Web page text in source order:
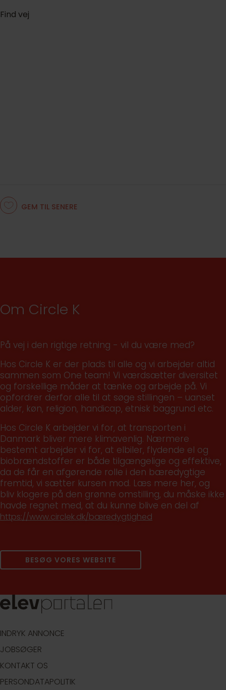
Find vej
GEM TIL SENERE
Om Circle K
På vej i den rigtige retning - vil du være med?
Hos Circle K er der plads til alle og vi arbejder altid
sammen som One team! Vi værdsætter diversitet
og forskellige måder at tænke og arbejde på. Vi
opfordrer derfor alle til at søge stillingen – uanset
alder, køn, religion, handicap, etnisk baggrund etc.
Hos Circle K arbejder vi for, at transporten i
Danmark bliver mere klimavenlig. Nærmere
bestemt arbejder vi for, at elbiler, flydende el og
biobrændstoffer er både tilgængelige og effektive,
da de får en afgørende rolle i den bæredygtige
fremtid, vi sætter kursen mod. Læs mere her, og
bliv klogere på den grønne omstilling, du måske ikke
havde regnet med, at du kunne blive en del af
https://www.circlek.dk/bæredygtighed
BESØG VORES WEBSITE
INDRYK ANNONCE
JOBSØGER
KONTAKT OS
PERSONDATAPOLITIK